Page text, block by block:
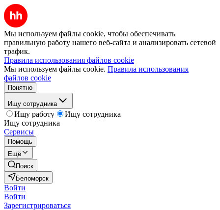
Мы используем файлы cookie, чтобы обеспечивать
правильную работу нашего веб-сайта и анализировать сетевой
трафик.
Правила использования файлов cookie
Мы используем файлы cookie. Правила использования
файлов cookie
Понятно
Ищу сотрудника
Ищу работу
Ищу сотрудника
Ищу сотрудника
Сервисы
Помощь
Ещё
Поиск
Беломорск
Войти
Войти
Зарегистрироваться